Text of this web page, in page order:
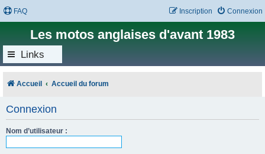
FAQ Connexion
Inscription
Les motos anglaises d'avant 1983
Links
Accueil Accueil du forum
Connexion
Nom d’utilisateur :